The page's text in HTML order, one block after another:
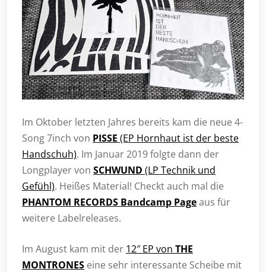
Im Oktober letzten Jahres bereits kam die neue 4-
Song 7inch von PISSE (EP Hornhaut ist der beste
Handschuh). Im Januar 2019 folgte dann der
Longplayer von SCHWUND (LP Technik und
Gefühl). Heißes Material! Checkt auch mal die
PHANTOM RECORDS Bandcamp Pageaus für
weitere Labelreleases.
Im August kam mit der 12″ EP von THE
MONTRONES eine sehr interessante Scheibe mit